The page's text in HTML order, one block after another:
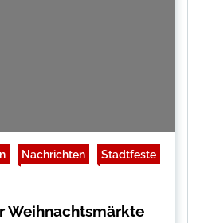
Nachrichten Stadtfeste
Weihnachtsmärkte